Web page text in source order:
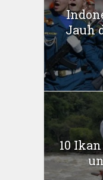
Jauh
10